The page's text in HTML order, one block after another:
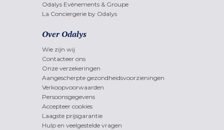
Odalys Evènements & Groupe
La Conciergerie by Odalys
Over Odalys
Wie zijn wij
Contacteer ons
Onze verzekeringen
Aangescherpte gezondheidsvoorzieningen
Verkoopvoorwaarden
Persoonsgegevens
Accepteer cookies
Laagste prijsgarantie
Hulp en veelgestelde vragen